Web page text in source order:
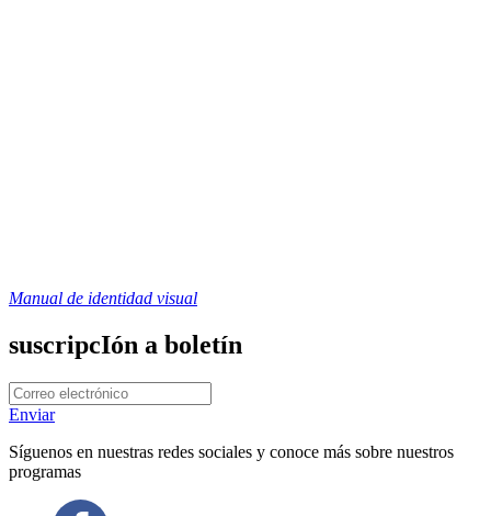
Manual de identidad visual
suscripcIón a boletín
Enviar
Síguenos en nuestras redes sociales y conoce más sobre nuestros
programas